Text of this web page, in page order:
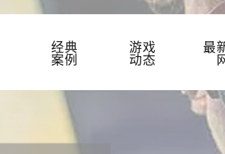
经典
案例
游戏
动态
最